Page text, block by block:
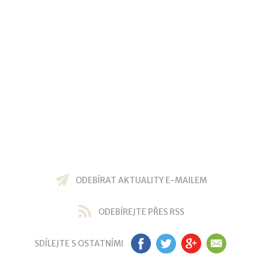
ODEBÍRAT AKTUALITY E-MAILEM
ODEBÍREJTE PŘES RSS
SDÍLEJTE S OSTATNÍMI FB TW GP EM